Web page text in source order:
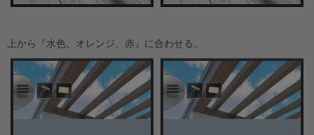
上から『水色、オレンジ、赤』に合わせる。